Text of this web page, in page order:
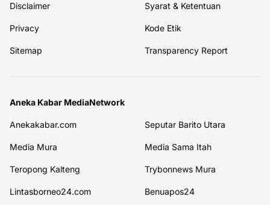
Disclaimer Syarat & Ketentuan
Privacy Kode Etik
Sitemap Transparency Report
Aneka Kabar MediaNetwork
Anekakabar.com Seputar Barito Utara
Media Mura Media Sama Itah
Teropong Kalteng Trybonnews Mura
Lintasborneo24.com Benuapos24